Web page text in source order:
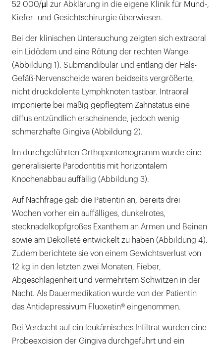
52 000/µl zur Abklärung in die eigene Klinik für Mund-,
Kiefer- und Gesichtschirurgie überwiesen.
Bei der klinischen Untersuchung zeigten sich extraoral
ein Lidödem und eine Rötung der rechten Wange
(Abbildung 1). Submandibulär und entlang der Hals-
Gefäß-Nervenscheide waren beidseits vergrößerte,
nicht druckdolente Lymphknoten tastbar. Intraoral
imponierte bei mäßig gepflegtem Zahnstatus eine
diffus entzündlich erscheinende, jedoch wenig
schmerzhafte Gingiva (Abbildung 2).
Im durchgeführten Orthopantomogramm wurde eine
generalisierte Parodontitis mit horizontalem
Knochenabbau auffällig (Abbildung 3).
Auf Nachfrage gab die Patientin an, bereits drei
Wochen vorher ein auffälliges, dunkelrotes,
stecknadelkopfgroßes Exanthem an Armen und Beinen
sowie am Dekolleté entwickelt zu haben (Abbildung 4).
Zudem berichtete sie von einem Gewichtsverlust von
12 kg in den letzten zwei Monaten, Fieber,
Abgeschlagenheit und vermehrtem Schwitzen in der
Nacht. Als Dauermedikation wurde von der Patientin
das Antidepressivum Fluoxetin® eingenommen.
Bei Verdacht auf ein leukämisches Infiltrat wurden eine
Probeexcision der Gingiva durchgeführt und ein